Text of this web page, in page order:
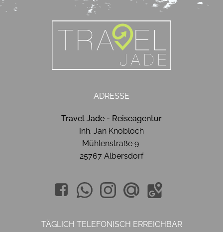
ADRESSE
Travel Jade - Reiseagentur
Inh. Jan Knobloch
Mühlenstraße 9
25767 Albersdorf
TÄGLICH TELEFONISCH ERREICHBAR